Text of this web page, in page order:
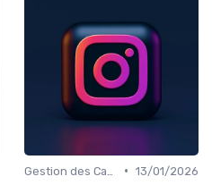
• 13/01/2026